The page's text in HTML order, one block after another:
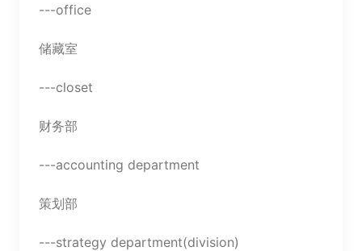
---office
储藏室
---closet
财务部
---accounting department
策划部
---strategy department(division)